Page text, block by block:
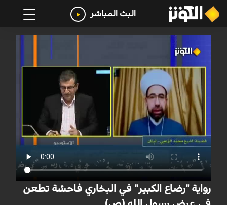
البث المباشر
رواية "رضاع الكبير" في البخاري فاحشة تطعن